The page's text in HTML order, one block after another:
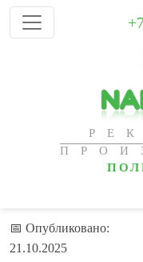
📅 Опубликовано:
21.10.2025